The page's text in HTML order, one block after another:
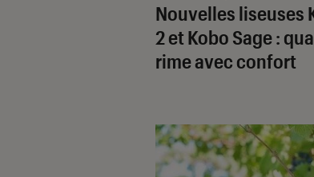
Nouvelles liseuses
2 et Kobo Sage :
rime avec confort